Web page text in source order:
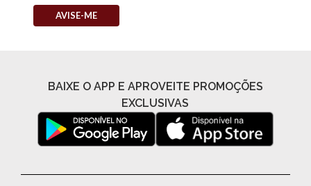
AVISE-ME
BAIXE O APP E APROVEITE PROMOÇÕES
EXCLUSIVAS